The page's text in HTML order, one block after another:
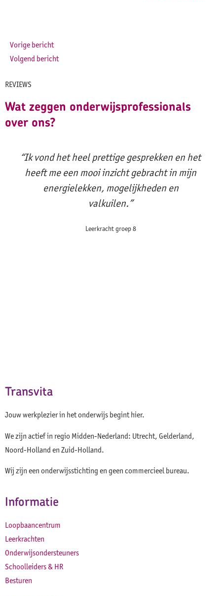
Vorige bericht
Volgend bericht
REVIEWS
Wat zeggen onderwijsprofessionals
over ons?
“Ik vond het heel prettige gesprekken en het
heeft me een mooi inzicht gebracht in mijn
energielekken, mogelijkheden en
valkuilen.”
Leerkracht groep 8
Transvita
Jouw werkplezier in het onderwijs begint hier.
We zijn actief in regio Midden-Nederland: Utrecht, Gelderland,
Noord-Holland en Zuid-Holland.
Wij zijn een onderwijsstichting en geen commercieel bureau.
Informatie
Loopbaancentrum
Leerkrachten
Onderwijsondersteuners
Schoolleiders & HR
Besturen